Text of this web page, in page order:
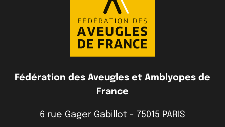
Fédération des Aveugles et Amblyopes de
France
6 rue Gager Gabillot - 75015 PARIS